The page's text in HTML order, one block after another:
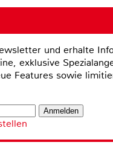
und erhalte
exklusive
Features sowie